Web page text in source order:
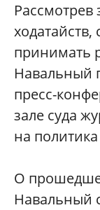
Рассмотрев
принимать
Навальный
пресс-
зале суда
на
О
Навальный